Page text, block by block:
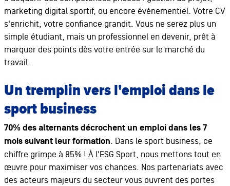
marketing digital sportif, ou encore événementiel. Votre CV
s'enrichit, votre confiance grandit. Vous ne serez plus un
simple étudiant, mais un professionnel en devenir, prêt à
marquer des points dès votre entrée sur le marché du
travail.
Un tremplin vers l'emploi dans le
sport business
70% des alternants décrochent un emploi dans les 7
mois suivant leur formation. Dans le sport business, ce
chiffre grimpe à 85% ! À l'ESG Sport, nous mettons tout en
œuvre pour maximiser vos chances. Nos partenariats avec
des acteurs majeurs du secteur vous ouvrent des portes